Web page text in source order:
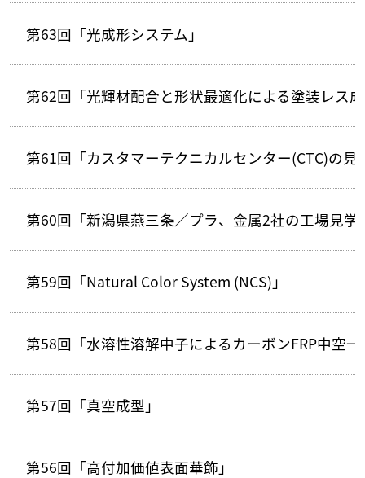
第63回「光成形システム」
第62回「光輝材配合と形状最適化による塗装レス
第61回「カスタマーテクニカルセンター(CTC)の見
第60回「新潟県燕三条／プラ、金属2社の工場見学
第59回「Natural Color System (NCS)」
第58回「水溶性溶解中子によるカーボンFRP中空
第57回「真空成型」
第56回「高付加価値表面華飾」